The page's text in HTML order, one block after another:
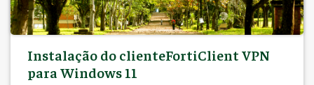
Instalação do clienteFortiClient VPN
para Windows 11